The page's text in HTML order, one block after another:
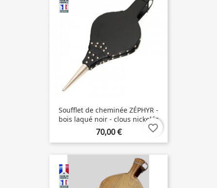
Soufflet de cheminée ZÉPHYR -
bois laqué noir - clous nickelés
70,00 € favorite_border